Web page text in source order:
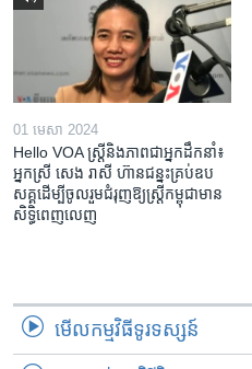
01 មេសា 2024
Hello VOA ស្ត្រីនិងភាពជាអ្នកដឹកនាំ៖
អ្នកស្រី សេង រាសី ហ៊ានជន្នះគ្រប់ឧប
សគ្គដើម្បីចូលរួមជំរុញឱ្យស្រ្តីកម្ពុជាមាន
សិទ្ធិពេញលេញ
មើល​កម្មវិធី​ទូរទស្សន៍